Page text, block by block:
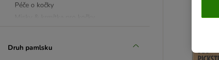
Péče o kočky
Pamlsky
Druh pamlsku